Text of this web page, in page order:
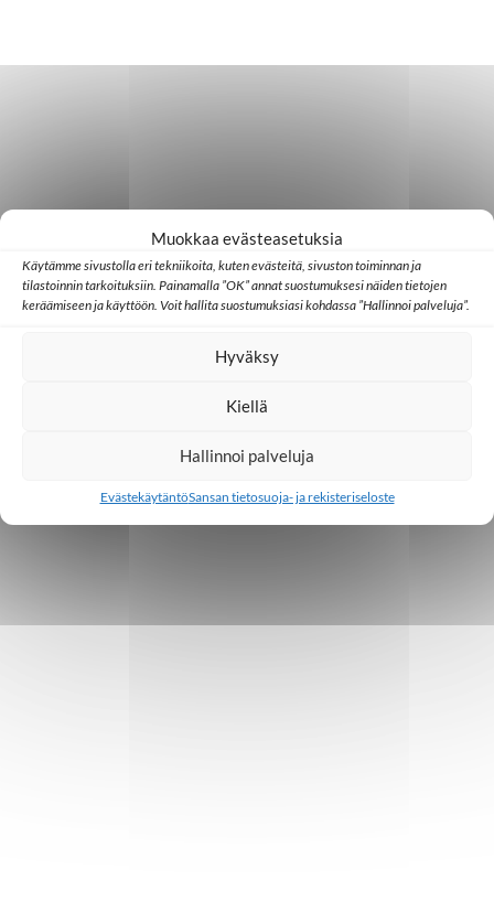
Muokkaa evästeasetuksia
Käytämme sivustolla eri tekniikoita, kuten evästeitä, sivuston toiminnan ja
tilastoinnin tarkoituksiin. Painamalla ”OK” annat suostumuksesi näiden tietojen
keräämiseen ja käyttöön. Voit hallita suostumuksiasi kohdassa ”Hallinnoi palveluja”.
Hyväksy
Kiellä
Hallinnoi palveluja
EvästekäytäntöSansan tietosuoja- ja rekisteriseloste